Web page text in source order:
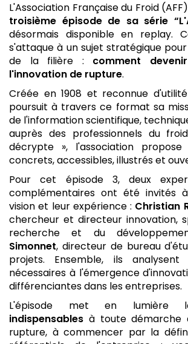
L'Association Française du Froid
troisième épisode de sa série
désormais disponible en replay.
s'attaque à un sujet stratégique
de la filière : comment
l'innovation de rupture.
Créée en 1908 et reconnue d'utilité
poursuit à travers ce format sa
de l'information scientifique,
auprès des professionnels du
décrypte », l'association propose
concrets, accessibles, illustrés et
Pour cet épisode 3, deux
complémentaires ont été invités
vision et leur expérience : Christian
chercheur et directeur innovation,
recherche et du
Simonnet, directeur de bureau
projets. Ensemble, ils analysent
nécessaires à l'émergence
différenciantes dans les entreprises.
L'épisode met en lumière
indispensables à toute démarche
rupture, à commencer par la